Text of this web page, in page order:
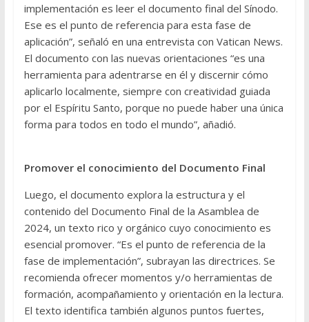
implementación es leer el documento final del Sínodo.
Ese es el punto de referencia para esta fase de
aplicación”, señaló en una entrevista con Vatican News.
El documento con las nuevas orientaciones “es una
herramienta para adentrarse en él y discernir cómo
aplicarlo localmente, siempre con creatividad guiada
por el Espíritu Santo, porque no puede haber una única
forma para todos en todo el mundo”, añadió.
Promover el conocimiento del Documento Final
Luego, el documento explora la estructura y el
contenido del Documento Final de la Asamblea de
2024, un texto rico y orgánico cuyo conocimiento es
esencial promover. “Es el punto de referencia de la
fase de implementación”, subrayan las directrices. Se
recomienda ofrecer momentos y/o herramientas de
formación, acompañamiento y orientación en la lectura.
El texto identifica también algunos puntos fuertes,